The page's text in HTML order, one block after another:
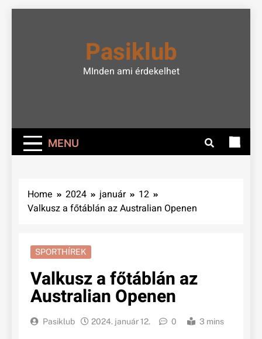
Pasiklub
MInden ami érdekelhet
MENU
Home 2024 január
12
Valkusz a főtáblán az Australian Openen
SPORTHÍREK
Valkusz a főtáblán az
Australian Openen
Pasiklub 2024. január 12. 0 3 mins